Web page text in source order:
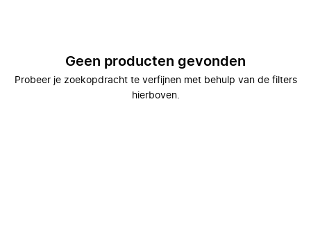
Geen producten gevonden
Probeer je zoekopdracht te verfijnen met behulp van de filters
hierboven.